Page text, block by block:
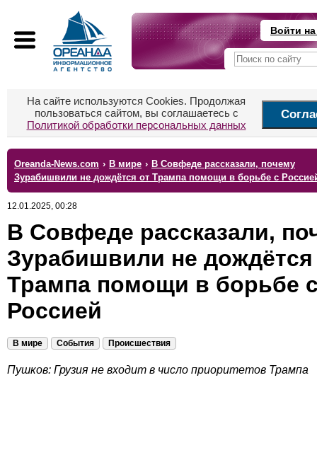
Войти
На сайте используются Cookies. Продолжая
пользоваться сайтом, вы соглашаетесь с
Политикой обработки персональных данных
Oreanda-News.com › В мире › В Совфеде рассказали, почему
Зурабишвили не дождётся от Трампа помощи в борьбе с
12.01.2025, 00:28
В Совфеде рассказали,
Зурабишвили не дождётся
Трампа помощи в борьбе
Россией
В мире События Происшествия
Пушков: Грузия не входит в число приоритетов Трампа